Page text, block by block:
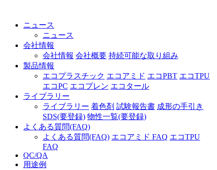
ニュース
ニュース
会社情報
会社情報 会社概要 持続可能な取り組み
製品情報
エコプラスチック エコアミド エコPBT エコTPU
エコPC エコプレン エコタール
ライブラリー
ライブラリー 着色剤 試験報告書 成形の手引き
SDS(要登録) 物性一覧(要登録)
よくある質問(FAQ)
よくある質問(FAQ) エコアミド FAQ エコTPU
FAQ
QC/QA
用途例